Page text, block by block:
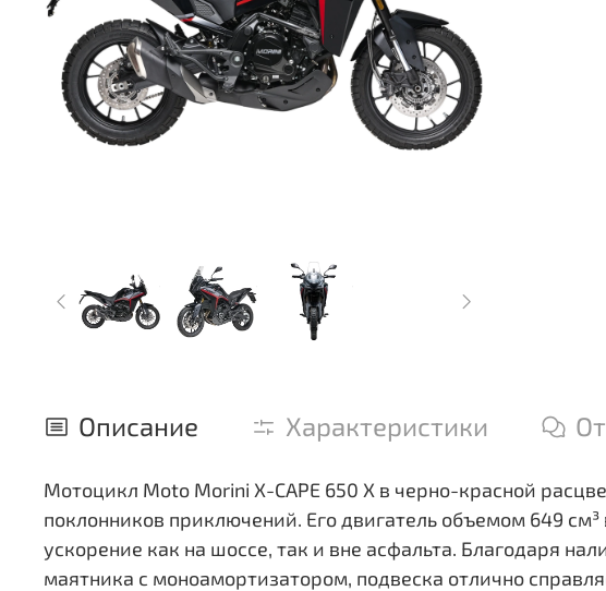
Описание Характеристики
Мотоцикл Moto Morini X-CAPE 650 X в черно-красной
поклонников приключений. Его двигатель объемом 649
ускорение как на шоссе, так и вне асфальта. Благодаря
маятника с моноамортизатором, подвеска отлично